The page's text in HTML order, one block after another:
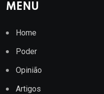
MENU
Home
Poder
Opinião
Artigos